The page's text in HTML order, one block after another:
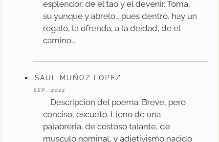
esplendor, de el tao y el devenir. Toma,
su yunque y abrelo… pues dentro, hay un
regalo, la ofrenda, a la deidad, de el
camino…
SAUL MUÑOZ LOPEZ
SEP., 2022
Descripcion del poema: Breve, pero
conciso, escueto. Lleno de una
palabreria, de costoso talante, de
musculo nominal, y adjetivismo nacido